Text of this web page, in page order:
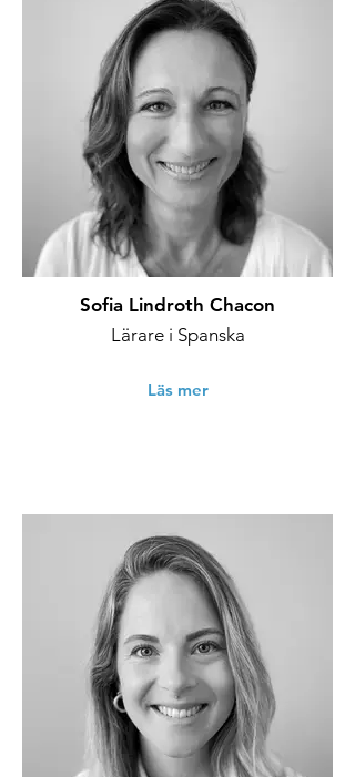
Sofia Lindroth Chacon
Lärare i Spanska
Läs mer